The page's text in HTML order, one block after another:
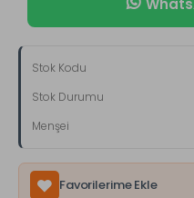
Stok Kodu
Stok Durumu
Menşei
Favorilerime Ekle